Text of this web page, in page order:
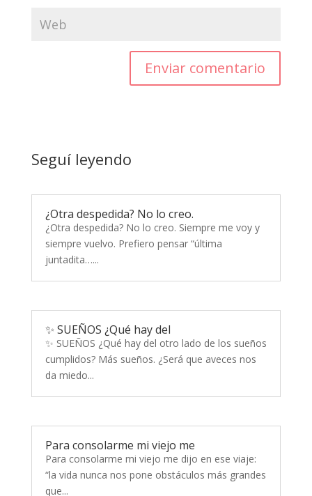
Enviar comentario
Seguí leyendo
¿Otra despedida? No lo creo.
¿Otra despedida? No lo creo. Siempre me voy y
siempre vuelvo. Prefiero pensar “última
juntadita…...
✨ SUEÑOS ¿Qué hay del
✨ SUEÑOS ¿Qué hay del otro lado de los sueños
cumplidos? Más sueños. ¿Será que aveces nos
da miedo...
Para consolarme mi viejo me
Para consolarme mi viejo me dijo en ese viaje:
“la vida nunca nos pone obstáculos más grandes
que...